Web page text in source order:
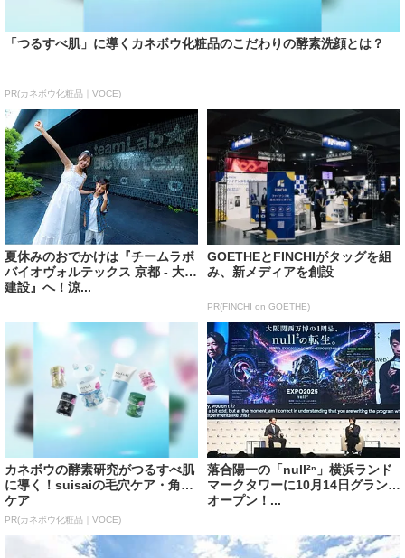
「つるすべ肌」に導くカネボウ化粧品のこだわりの酵素洗顔とは？
PR(カネボウ化粧品｜VOCE)
夏休みのおでかけは『チームラボ
バイオヴォルテックス 京都 - 大成
建設』へ！涼...
GOETHEとFINCHIがタッグを組
み、新メディアを創設
PR(FINCHI on GOETHE)
カネボウの酵素研究がつるすべ肌
に導く！suisaiの毛穴ケア・角質
ケア
PR(カネボウ化粧品｜VOCE)
落合陽一の「null²ⁿ」横浜ランド
マークタワーに10月14日グランド
オープン！...